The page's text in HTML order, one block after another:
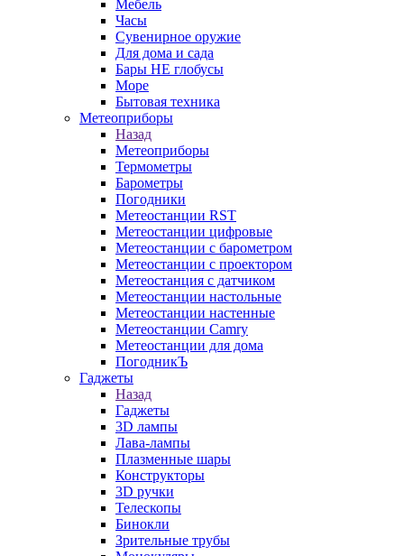
Мебель
Часы
Сувенирное оружие
Для дома и сада
Бары НЕ глобусы
Море
Бытовая техника
Метеоприборы
Назад
Метеоприборы
Термометры
Барометры
Погодники
Метеостанции RST
Метеостанции цифровые
Метеостанции с барометром
Метеостанции с проектором
Метеостанция с датчиком
Метеостанции настольные
Метеостанции настенные
Метеостанции Camry
Метеостанции для дома
ПогодникЪ
Гаджеты
Назад
Гаджеты
3D лампы
Лава-лампы
Плазменные шары
Конструкторы
3D ручки
Телескопы
Бинокли
Зрительные трубы